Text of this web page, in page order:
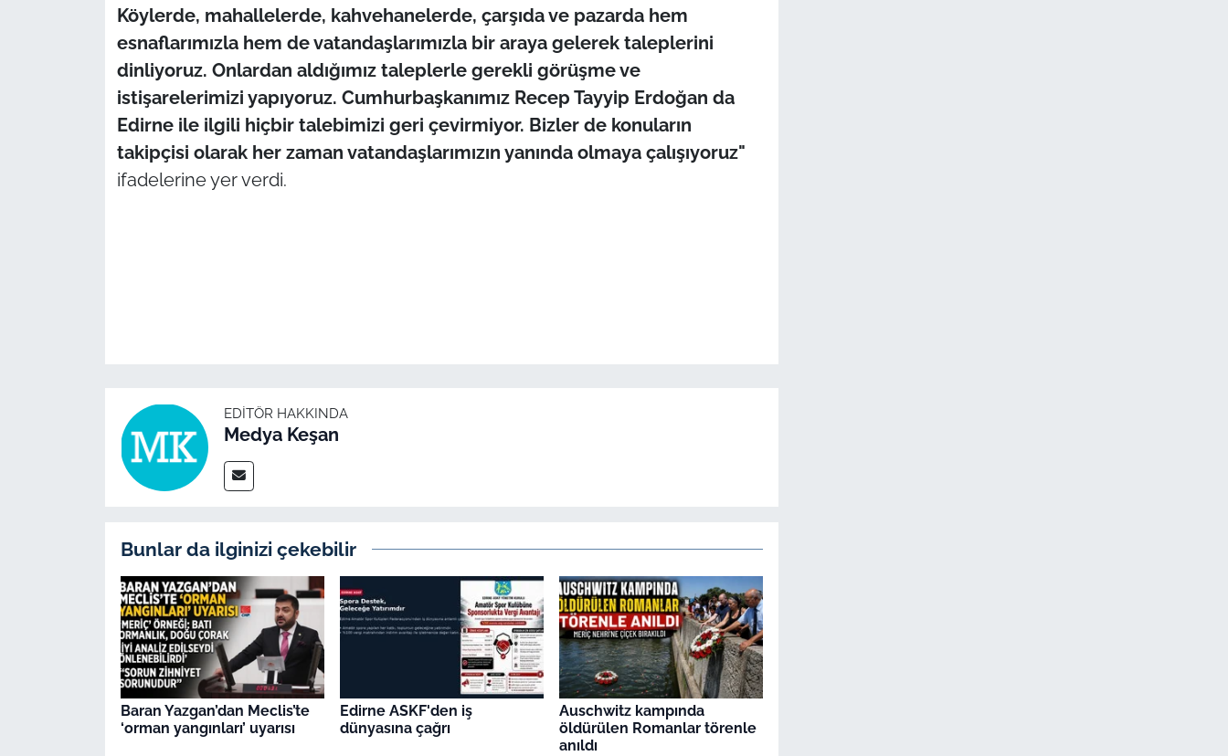
Köylerde, mahallelerde, kahvehanelerde, çarşıda ve pazarda hem
esnaflarımızla hem de vatandaşlarımızla bir araya gelerek taleplerini
dinliyoruz. Onlardan aldığımız taleplerle gerekli görüşme ve
istişarelerimizi yapıyoruz. Cumhurbaşkanımız Recep Tayyip Erdoğan da
Edirne ile ilgili hiçbir talebimizi geri çevirmiyor. Bizler de konuların
takipçisi olarak her zaman vatandaşlarımızın yanında olmaya çalışıyoruz"
ifadelerine yer verdi.
EDITÖR HAKKINDA
Medya Keşan
Bunlar da ilginizi çekebilir
Baran Yazgan’dan Meclis’te
‘orman yangınları’ uyarısı
Edirne ASKF'den iş
dünyasına çağrı
Auschwitz kampında
öldürülen Romanlar törenle
anıldı